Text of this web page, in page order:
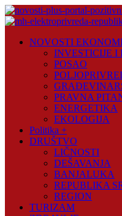
Skip
to
Plus
NOVOSTI
INVESTICIJE I
POSAO
PRAVNA
ENERGETIKA
EKOLOGIJA
Politika +
DRUŠTVO
LIČNOSTI
DEŠAVANJA
BANJALUKA
REPUBLIKA
REGION
TURIZAM